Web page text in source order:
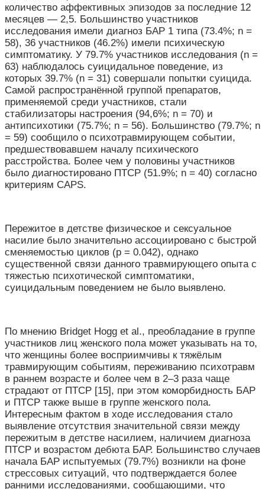
количество аффективных эпизодов за последние 12
месяцев — 2,5. Большинство участников
исследования имели диагноз БАР 1 типа (73.4%; n =
58), 36 участников (46.2%) имели психическую
симптоматику. У 79.7% участников исследования (n =
63) наблюдалось суицидальное поведение, из
которых 39.7% (n = 31) совершали попытки суицида.
Самой распространённой группой препаратов,
применяемой среди участников, стали
стабилизаторы настроения (94,6%; n = 70) и
антипсихотики (75.7%; n = 56). Большинство (79.7%; n
= 59) сообщило о психотравмирующем событии,
предшествовавшем началу психического
расстройства. Более чем у половины участников
было диагностировано ПТСР (51.9%; n = 40) согласно
критериям CAPS.
Пережитое в детстве физическое и сексуальное
насилие было значительно ассоциировано с быстрой
сменяемостью циклов (p = 0.042), однако
существенной связи данного травмирующего опыта с
тяжестью психотической симптоматики,
суицидальным поведением не было выявлено.
По мнению Bridget Hogg et al., преобладание в группе
участников лиц женского пола может указывать на то,
что женщины более восприимчивы к тяжёлым
травмирующим событиям, переживанию психотравм
в раннем возрасте и более чем в 2–3 раза чаще
страдают от ПТСР [15], при этом коморбидность БАР
и ПТСР также выше в группе женского пола.
Интересным фактом в ходе исследования стало
выявление отсутствия значительной связи между
пережитым в детстве насилием, наличием диагноза
ПТСР и возрастом дебюта БАР. Большинство случаев
начала БАР испытуемых (79.7%) возникли на фоне
стрессовых ситуаций, что подтверждается более
ранними исследованиями, сообщающими, что